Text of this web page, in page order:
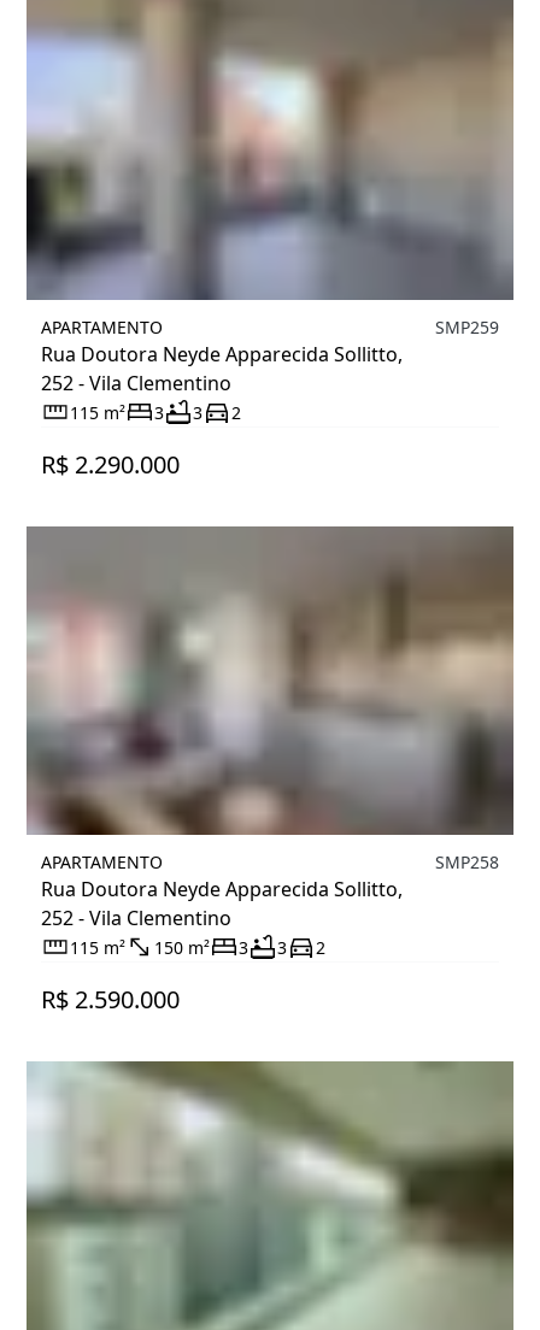
APARTAMENTO
Rua Doutora Neyde Apparecida Sollitto,
252 - Vila Clementino
SMP259
115 m² 3 3 2
R$ 2.290.000
APARTAMENTO
Rua Doutora Neyde Apparecida Sollitto,
252 - Vila Clementino
SMP258
115 m² 150 m² 3 3 2
R$ 2.590.000